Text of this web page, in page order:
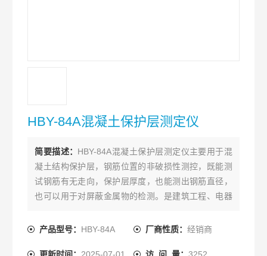
HBY-84A混凝土保护层测定仪
简要描述： HBY-84A混凝土保护层测定仪主要用于混
凝土结构保护层，钢筋位置的非破损性测控，既能测
试钢筋有无走向，保护层厚度，也能测出钢筋直径，
也可以用于对屏蔽金属物的检测。是建筑工程、电器
定，质量控制，科学研究等不可缺水的工具
产品型号： HBY-84A 厂商性质： 经销商